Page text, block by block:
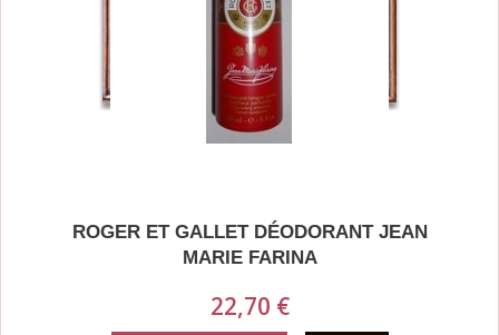
ROGER ET GALLET DÉODORANT JEAN
MARIE FARINA
22,70 €